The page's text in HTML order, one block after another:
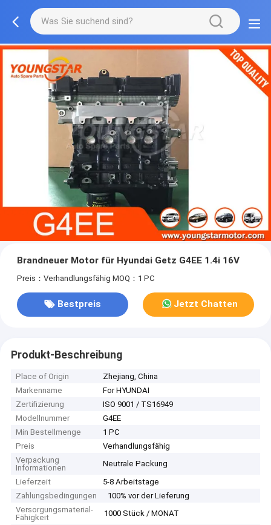
Brandneuer Motor für Hyundai Getz G4EE 1.4i 16V
Preis：Verhandlungsfähig MOQ：1 PC
Bestpreis Jetzt Chatten
Produkt-Beschreibung
Place of Origin
Zhejiang, China
Markenname
For HYUNDAI
Zertifizierung
ISO 9001 / TS16949
Modellnummer
G4EE
Min Bestellmenge
1 PC
Preis
Verhandlungsfähig
Verpackung
Informationen
Neutrale Packung
Lieferzeit
5-8 Arbeitstage
Zahlungsbedingungen
100% vor der Lieferung
Versorgungsmaterial-
Fähigkeit
1000 Stück / MONAT